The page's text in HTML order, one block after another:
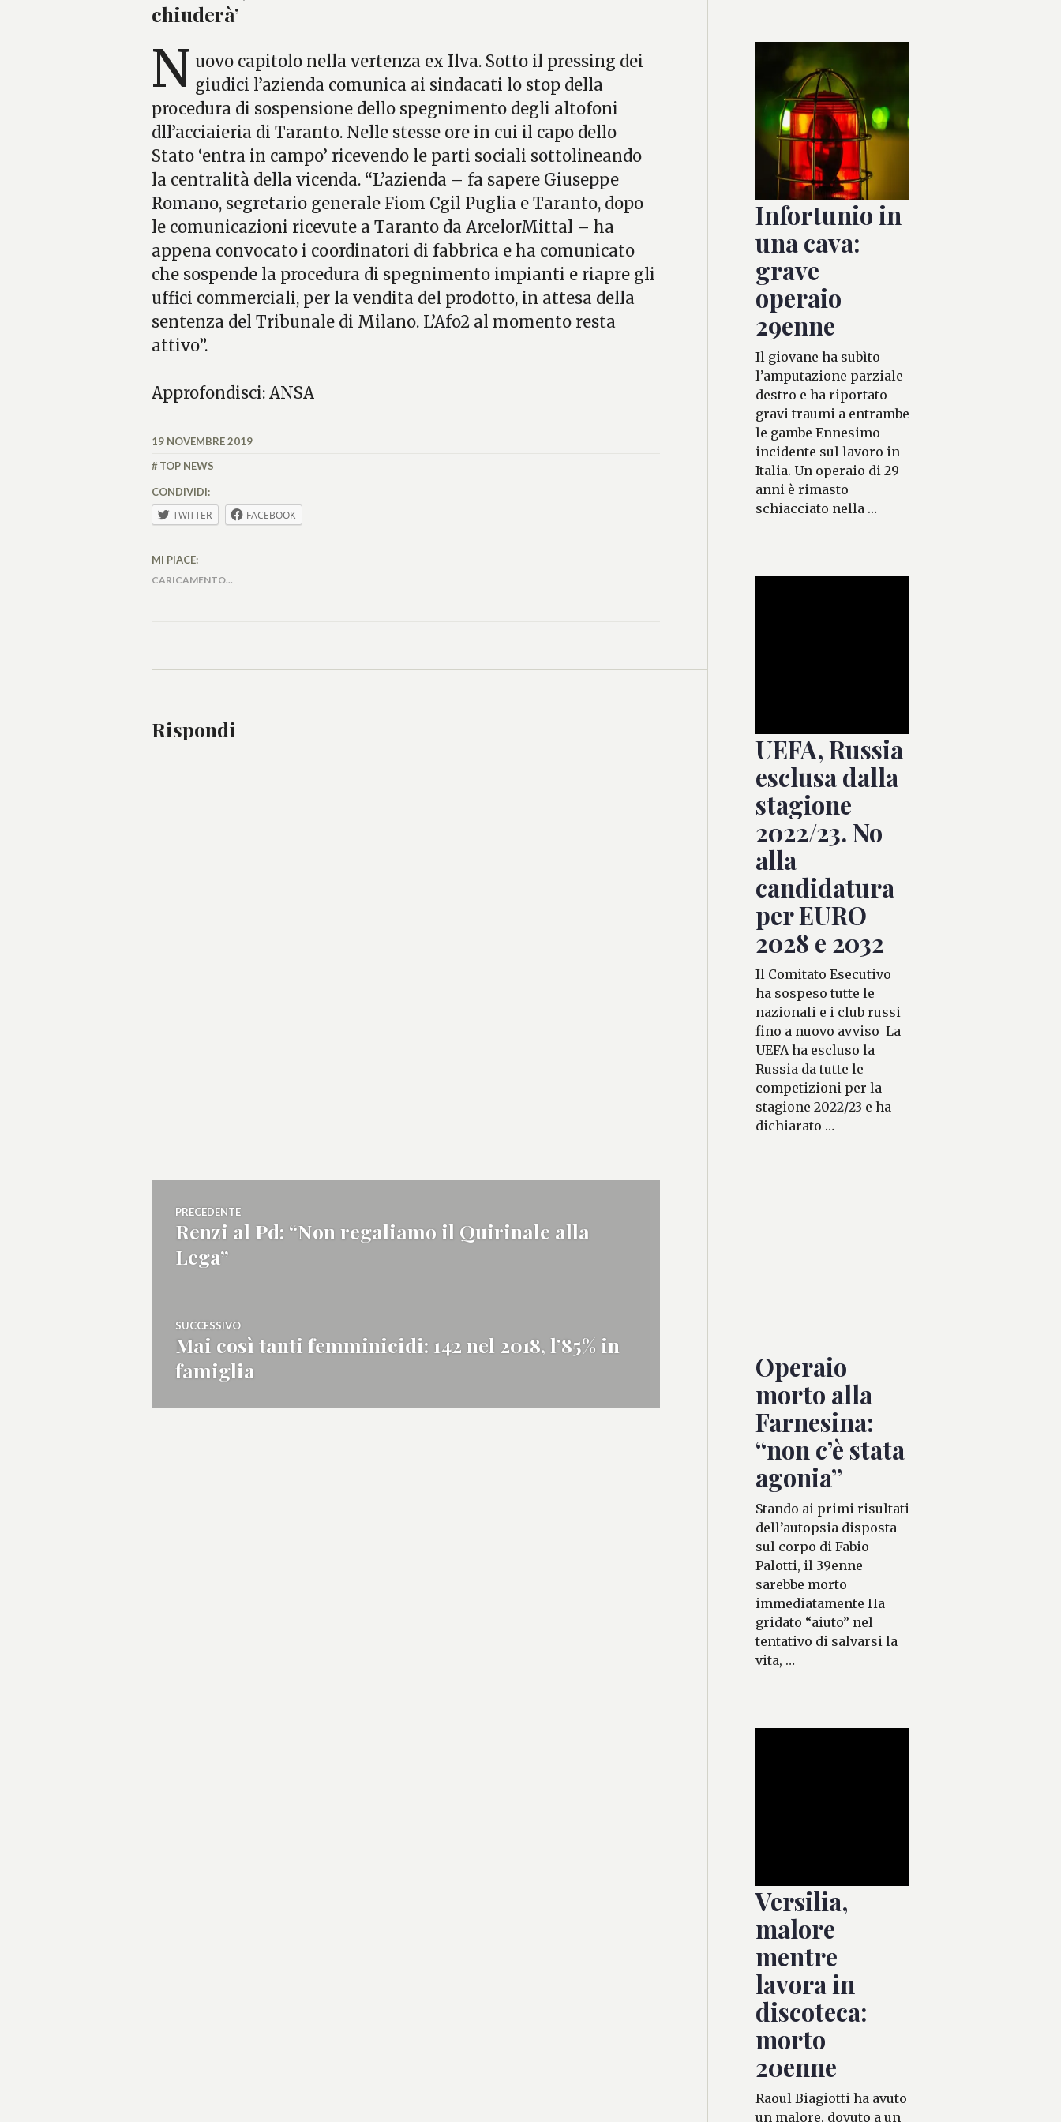
chiuderà’
N uovo capitolo nella vertenza ex Ilva. Sotto il pressing dei
giudici l’azienda comunica ai sindacati lo stop della
procedura di sospensione dello spegnimento degli altofoni
dll’acciaieria di Taranto. Nelle stesse ore in cui il capo dello
Stato ‘entra in campo’ ricevendo le parti sociali sottolineando
la centralità della vicenda. “L’azienda – fa sapere Giuseppe
Romano, segretario generale Fiom Cgil Puglia e Taranto, dopo
le comunicazioni ricevute a Taranto da ArcelorMittal – ha
appena convocato i coordinatori di fabbrica e ha comunicato
che sospende la procedura di spegnimento impianti e riapre gli
uffici commerciali, per la vendita del prodotto, in attesa della
sentenza del Tribunale di Milano. L’Afo2 al momento resta
attivo”.
Approfondisci: ANSA
MATTEO
19 NOVEMBRE 2019
TOP NEWS
CONDIVIDI:
TWITTER FACEBOOK
MI PIACE:
CARICAMENTO...
Rispondi
Navigazione
articoli
PRECEDENTE
Articolo
precedente:
Renzi al Pd: “Non regaliamo il Quirinale alla
Lega”
SUCCESSIVO
Articolo
successivo:
Mai così tanti femminicidi: 142 nel 2018, l’85% in
famiglia
Infortunio in
una cava:
grave
operaio
29enne
Il giovane ha subìto
l’amputazione parziale
destro e ha riportato
gravi traumi a entrambe
le gambe Ennesimo
incidente sul lavoro in
Italia. Un operaio di 29
anni è rimasto
schiacciato nella …
UEFA, Russia
esclusa dalla
stagione
2022/23. No
alla
candidatura
per EURO
2028 e 2032
Il Comitato Esecutivo
ha sospeso tutte le
nazionali e i club russi
fino a nuovo avviso La
UEFA ha escluso la
Russia da tutte le
competizioni per la
stagione 2022/23 e ha
dichiarato …
Operaio
morto alla
Farnesina:
“non c’è stata
agonia”
Stando ai primi risultati
dell’autopsia disposta
sul corpo di Fabio
Palotti, il 39enne
sarebbe morto
immediatamente Ha
gridato “aiuto” nel
tentativo di salvarsi la
vita, …
Versilia,
malore
mentre
lavora in
discoteca:
morto
20enne
Raoul Biagiotti ha avuto
un malore, dovuto a un